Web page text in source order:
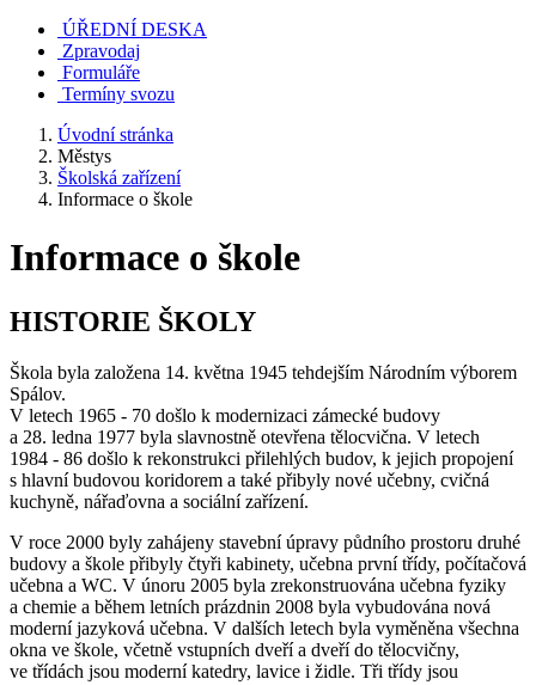
ÚŘEDNÍ DESKA
Zpravodaj
Formuláře
Termíny svozu
Úvodní stránka
Městys
Školská zařízení
Informace o škole
Informace o škole
HISTORIE ŠKOLY
Škola byla založena 14. května 1945 tehdejším Národním výborem
Spálov.
V letech 1965 - 70 došlo k modernizaci zámecké budovy
a 28. ledna 1977 byla slavnostně otevřena tělocvična. V letech
1984 - 86 došlo k rekonstrukci přilehlých budov, k jejich propojení
s hlavní budovou koridorem a také přibyly nové učebny, cvičná
kuchyně, nářaďovna a sociální zařízení.
V roce 2000 byly zahájeny stavební úpravy půdního prostoru druhé
budovy a škole přibyly čtyři kabinety, učebna první třídy, počítačová
učebna a WC. V únoru 2005 byla zrekonstruována učebna fyziky
a chemie a během letních prázdnin 2008 byla vybudována nová
moderní jazyková učebna. V dalších letech byla vyměněna všechna
okna ve škole, včetně vstupních dveří a dveří do tělocvičny,
ve třídách jsou moderní katedry, lavice i židle. Tři třídy jsou